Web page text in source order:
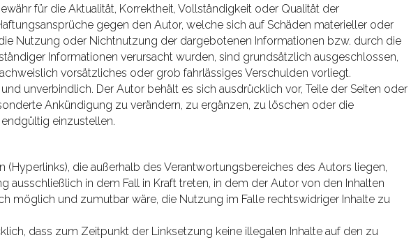
für die Aktualität, Korrektheit, Vollständigkeit oder Qualität der
gegen den Autor, welche sich auf Schäden materieller oder
Nutzung oder Nichtnutzung der dargebotenen Informationen bzw. durch die
Informationen verursacht wurden, sind grundsätzlich ausgeschlossen,
vorsätzliches oder grob fahrlässiges Verschulden vorliegt.
unverbindlich. Der Autor behält es sich ausdrücklich vor, Teile der Seiten oder
Ankündigung zu verändern, zu ergänzen, zu löschen oder die
einzustellen.
(Hyperlinks), die außerhalb des Verantwortungsbereiches des Autors liegen,
ausschließlich in dem Fall in Kraft treten, in dem der Autor von den Inhalten
möglich und zumutbar wäre, die Nutzung im Falle rechtswidriger Inhalte zu
dass zum Zeitpunkt der Linksetzung keine illegalen Inhalte auf den zu